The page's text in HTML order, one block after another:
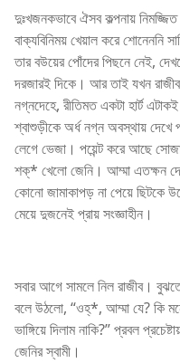
দুঃখজনকভাবে ঐসব কল্পনায়
বাক্যবিনিময় খেয়াল করে শোনেননি
তার বউয়ের পোঁদের পিছনে নেই,
দরজারই দিকে। আর তাই যখন
নগ্নদেহে, রীতিমত একটা হার্ট
শ্বাশুড়ীকে অর্ধ নগ্ন অবস্থায় দেখে
লেগে ভেজা। পয়েন্ট করে আছে সোজা
শক্* খেলো জেনি। আম্মা এতক্ষন
কোনো জামাকাপড় না পেয়ে ছিটকে
মেয়ে দুজনেই প্রায় সংজ্ঞাহীন।
সবার আগে সামলে নিল রাজীব।
বলে উঠলো, “ওহ্*, আম্মা যে? কি
ভাঙ্গিয়ে দিলাম নাকি?” প্রবল
জেনির স্বামী।